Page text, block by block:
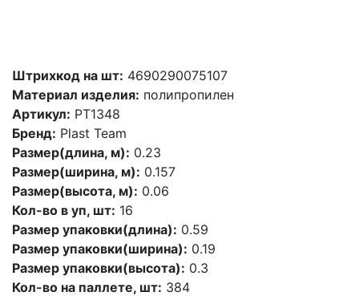
Штрихкод на шт: 4690290075107
Материал изделия: полипропилен
Артикул: PT1348
Бренд: Plast Team
Размер(длина, м): 0.23
Размер(ширина, м): 0.157
Размер(высота, м): 0.06
Кол-во в уп, шт: 16
Размер упаковки(длина): 0.59
Размер упаковки(ширина): 0.19
Размер упаковки(высота): 0.3
Кол-во на паллете, шт: 384